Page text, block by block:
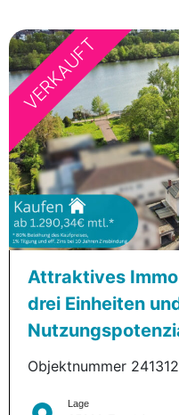
VERKAUFT
Attraktives
drei Einheiten
Objektnummer
Lage